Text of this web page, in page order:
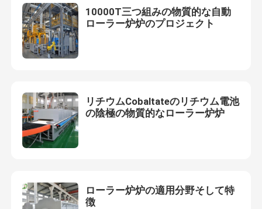
10000T三つ組みの物質的な自動
ローラー炉炉のプロジェクト
リチウムCobaltateのリチウム電池
の陰極の物質的なローラー炉炉
ローラー炉炉の適用分野そして特
徴